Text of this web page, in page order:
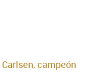
campeón